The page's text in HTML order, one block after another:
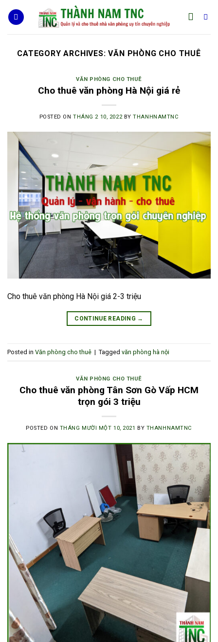
CATEGORY ARCHIVES:VĂN PHÒNG CHO THUÊ
VĂN PHÒNG CHO THUÊ
Cho thuê văn phòng Hà Nội giá rẻ
POSTED ONTHÁNG 2 10, 2022 BYTHANHNAMTNC
Cho thuê văn phòng Hà Nội giá 2-3 triệu
CONTINUE READING →
Posted in Văn phòng cho thuê | Tagged văn phòng hà nội
VĂN PHÒNG CHO THUÊ
Cho thuê văn phòng Tân Sơn Gò Vấp HCM
trọn gói 3 triệu
POSTED ON THÁNG MƯỜI MỘT 10, 2021 BY THANHNAMTNC